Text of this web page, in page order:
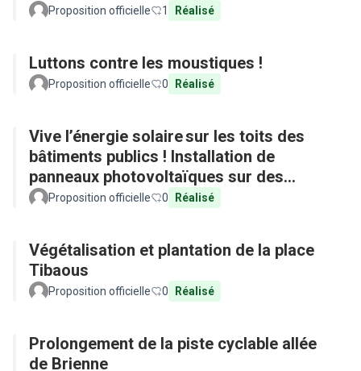
Proposition officielle 1 Réalisé
Luttons contre les moustiques !
Proposition officielle 0 Réalisé
Vive l’énergie solaire sur les toits des
bâtiments publics ! Installation de
panneaux photovoltaïques sur des
équipements publics
Proposition officielle 0 Réalisé
Végétalisation et plantation de la place
Tibaous
Proposition officielle 0 Réalisé
Prolongement de la piste cyclable allée
de Brienne